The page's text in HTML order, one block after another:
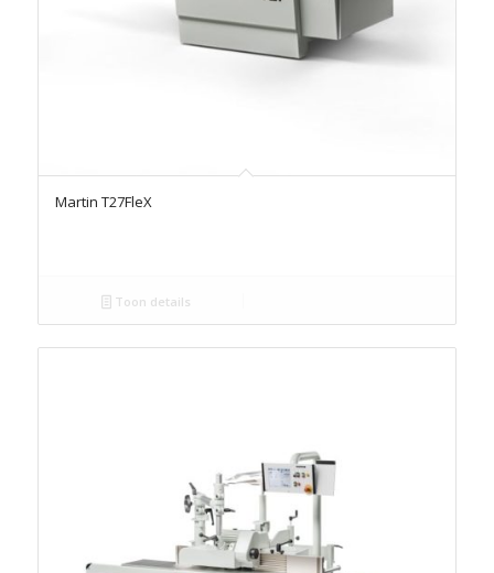
Martin T27FleX
Toon details